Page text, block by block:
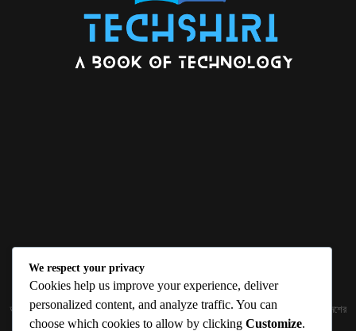
ABOUT US
জ্ঞান বিজ্ঞানের উৎকর্ষ আমাদের প্রভাবিত করে। আলোকিত করে। সেই আলো কে ধারণ কর দেশ ও বিদেশের
তথ্যপ্রযুক্তির অতিসাম্প্রতিক খবরাখবর পাঠকের হাতের মুঠোয় দিতে চায় টেকসিঁড়ি ডট কম।
We respect your privacy
Cookies help us improve your experience, deliver
personalized content, and analyze traffic. You can
choose which cookies to allow by clicking Customize.